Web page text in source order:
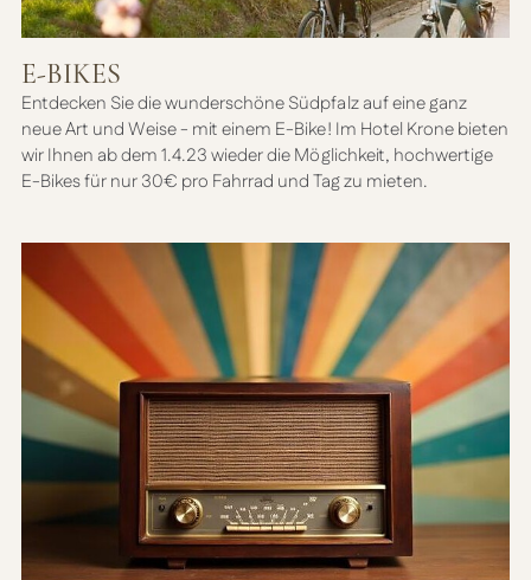
E-BIKES
Entdecken Sie die wunderschöne Südpfalz auf eine ganz
neue Art und Weise - mit einem E-Bike! Im Hotel Krone bieten
wir Ihnen ab dem 1.4.23 wieder die Möglichkeit, hochwertige
E-Bikes für nur 30€ pro Fahrrad und Tag zu mieten.